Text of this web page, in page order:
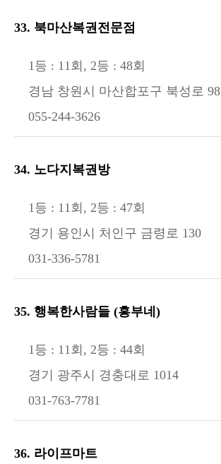
33. 북마산복권전문점
1등 : 11회, 2등 : 48회
경남 창원시 마산합포구 북성로 98
055-244-3626
34. 노다지복권방
1등 : 11회, 2등 : 47회
경기 용인시 처인구 금령로 130
031-336-5781
35. 행복한사람들 (흥부네)
1등 : 11회, 2등 : 44회
경기 광주시 경충대로 1014
031-763-7781
36. 라이프마트